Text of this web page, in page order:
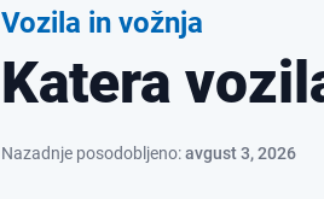
Vozila in vožnja
Katera
Nazadnje posodobljeno:avgust 3, 2026